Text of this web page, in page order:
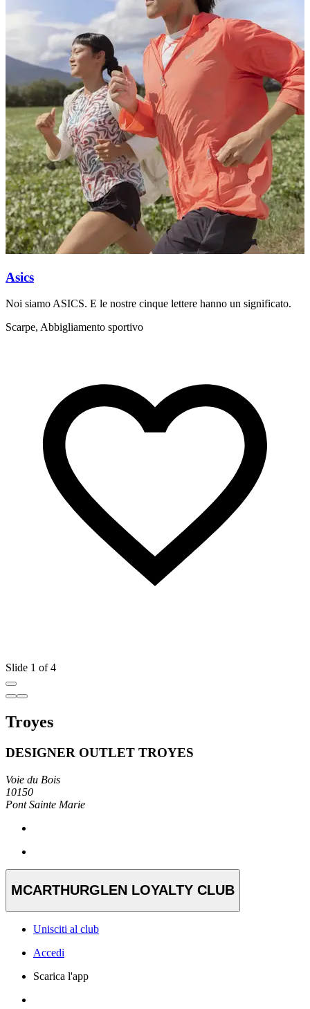
Asics
Noi siamo ASICS. E le nostre cinque lettere hanno un significato.
Scarpe, Abbigliamento sportivo
Slide 1 of 4
Troyes
DESIGNER OUTLET TROYES
Voie du Bois
10150
Pont Sainte Marie
MCARTHURGLEN LOYALTY CLUB
Unisciti al club
Accedi
Scarica l'app